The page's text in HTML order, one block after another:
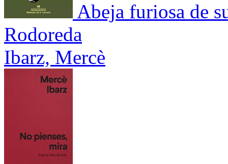
Abeja furiosa de
Rodoreda
Ibarz, Mercè